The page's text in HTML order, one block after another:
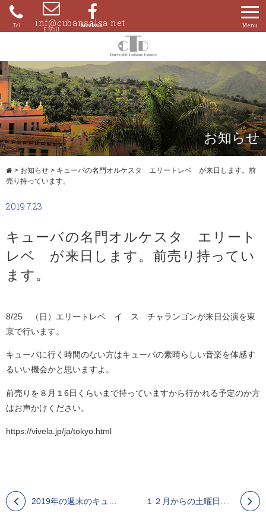
Skip
content
080- inf@cubansalsa.net
お知らせ
> お知らせ > キューバの名門オルケスタ エリートレベ が来日します。前
売り持っています。
2019.7.23
キューバの名門オルケスタ エリート
レベ が来日します。前売り持ってい
ます。
8/25 （日）エリートレベ イ ス チャランゴンが来日公演を東
京で行います。
キューバに行く時間のない方はキューバの素晴らしい音楽を体感す
るいい機会かと思いますよ。
前売りを８月１6日くらいまで持っていますから行かれる予定のか方
はお声かけください。
https://vivela.jp/ja/tokyo.html
2019年の週末のキューバンサルサイベントの予定です